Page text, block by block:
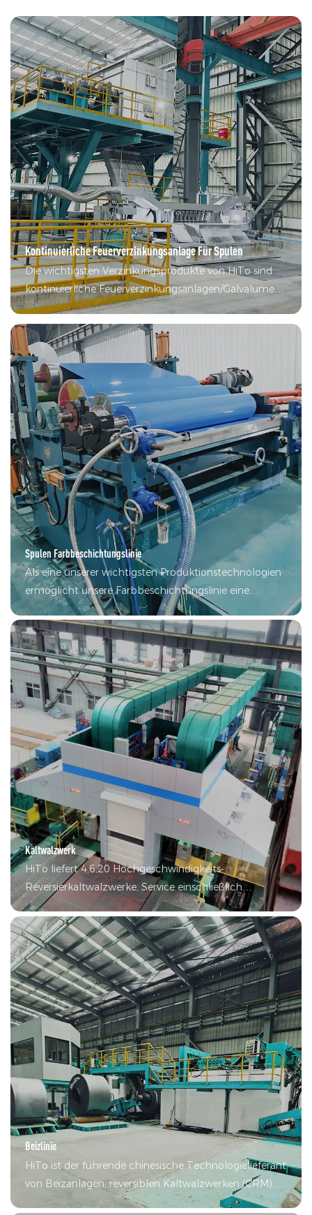
Kontinuierliche Feuerverzinkungsanlage Für Spulen
Die wichtigsten Verzinkungsprodukte von HiTo sind
kontinuierliche Feuerverzinkungsanlagen/Galvalume-
Anlagen/ZAM-Produktionsanlagen. Darüber hinaus
entwickelt das Unternehmen
Dickblechverzinkungsanlagen, Zink-Aluminium-
Magnesium-Legierungsbeschichtungsanlagen und
intelligente Verzinkungsanlagen.
Spulen Farbbeschichtungslinie
Als eine unserer wichtigsten Produktionstechnologien
ermöglicht unsere Farbbeschichtungslinie eine
Hochgeschwindigkeits- und Chargenproduktion. Die
Produkte finden breite Anwendung in vielen
Bereichen, unter anderem im Bauwesen und in der
Haushaltsgerätebranche
Kaltwalzwerk
HiTo liefert 4,6,20 Hochgeschwindigkeits-
Reversierkaltwalzwerke, Service einschließlich
Anlagendesign, Fertigungsausrüstung, elektrische
Steuerung, Fehlerbehebung, Zusatzgeräte,
technischer Support einschließlich CRM-Umbau
Beizlinie
HiTo ist der führende chinesische Technologielieferant
von Beizanlagen, reversiblen Kaltwalzwerken (CRM),
Coil-Coating-Anlagen (CCL), kontinuierlichen